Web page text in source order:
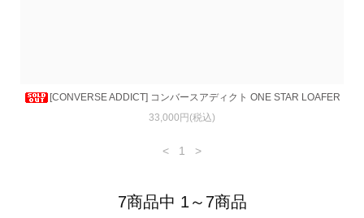
[CONVERSE ADDICT] コンバースアディクト ONE STAR LOAFER
33,000円(税込)
< 1 >
7商品中 1～7商品